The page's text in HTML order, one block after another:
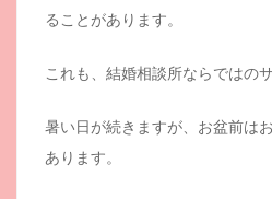
ることがあります。
これも、結婚相談所ならではの
暑い日が続きますが、お盆前は
あります。